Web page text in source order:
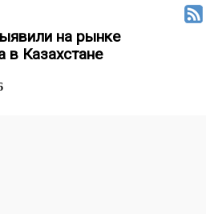
на рынке
в Казахстане